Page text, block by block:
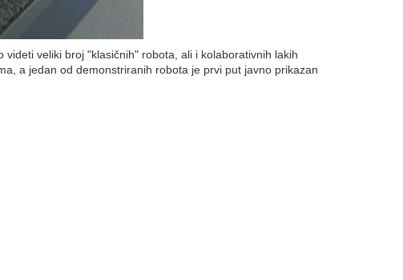
veliki broj "klasičnih" robota, ali i kolaborativnih lakih
a jedan od demonstriranih robota je prvi put javno prikazan